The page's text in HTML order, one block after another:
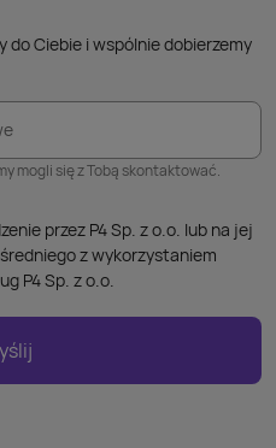
Ciebie i wspólnie dobierzemy
mogli się z Tobą skontaktować.
przez P4 Sp. z o.o. lub na jej
z wykorzystaniem
P4 Sp. z o.o.